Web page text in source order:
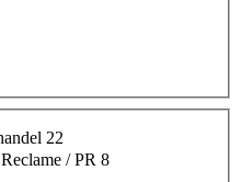
22
/ PR 8